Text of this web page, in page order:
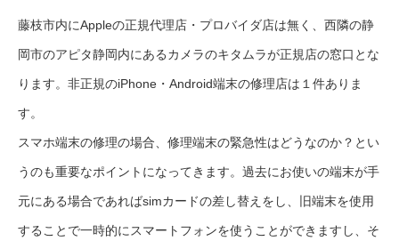
藤枝市内にAppleの正規代理店・プロバイダ店は無く、西隣の静
岡市のアピタ静岡内にあるカメラのキタムラが正規店の窓口とな
ります。非正規のiPhone・Android端末の修理店は１件ありま
す。
スマホ端末の修理の場合、修理端末の緊急性はどうなのか？とい
うのも重要なポイントになってきます。過去にお使いの端末が手
元にある場合であればsimカードの差し替えをし、旧端末を使用
することで一時的にスマートフォンを使うことができますし、そ